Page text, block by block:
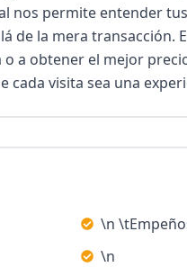
nos permite entender
de la mera transacción.
a obtener el mejor
visita sea una
\n
\n